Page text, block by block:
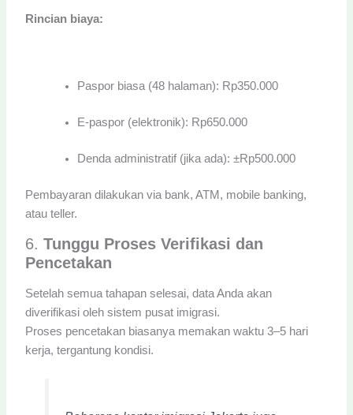
Rincian biaya:
Paspor biasa (48 halaman): Rp350.000
E-paspor (elektronik): Rp650.000
Denda administratif (jika ada): ±Rp500.000
Pembayaran dilakukan via bank, ATM, mobile banking,
atau teller.
6.Tunggu Proses Verifikasi dan
Pencetakan
Setelah semua tahapan selesai, data Anda akan
diverifikasi oleh sistem pusat imigrasi.
Proses pencetakan biasanya memakan waktu 3–5 hari
kerja, tergantung kondisi.